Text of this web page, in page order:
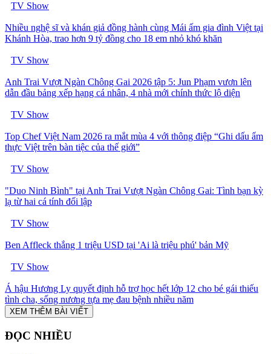
TV Show
Nhiều nghệ sĩ và khán giả đồng hành cùng Mái ấm gia đình Việt tại
Khánh Hòa, trao hơn 9 tỷ đồng cho 18 em nhỏ khó khăn
TV Show
Anh Trai Vượt Ngàn Chông Gai 2026 tập 5: Jun Phạm vươn lên
dẫn đầu bảng xếp hạng cá nhân, 4 nhà mới chính thức lộ diện
TV Show
Top Chef Việt Nam 2026 ra mắt mùa 4 với thông điệp “Ghi dấu ẩm
thực Việt trên bàn tiệc của thế giới”
TV Show
"Duo Ninh Bình" tại Anh Trai Vượt Ngàn Chông Gai: Tình bạn kỳ
lạ từ hai cá tính đối lập
TV Show
Ben Affleck thắng 1 triệu USD tại 'Ai là triệu phú' bản Mỹ
TV Show
Á hậu Hương Ly quyết định hỗ trợ học hết lớp 12 cho bé gái thiếu
tình cha, sống nương tựa mẹ đau bệnh nhiều năm
XEM THÊM BÀI VIẾT
ĐỌC NHIỀU